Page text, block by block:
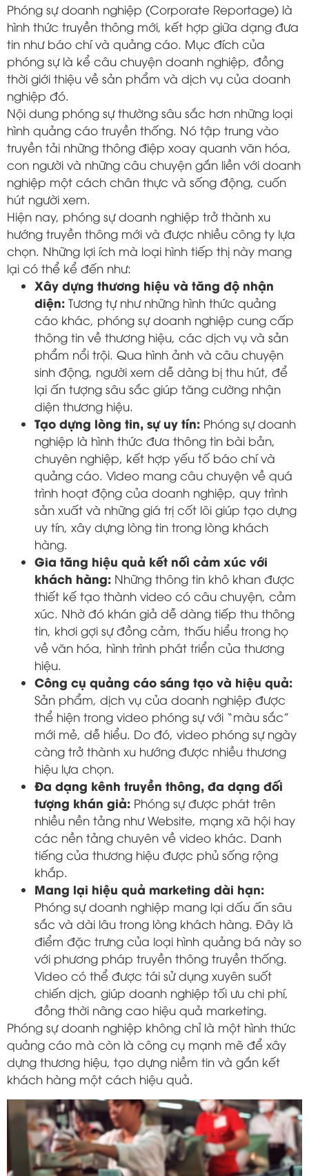
Phóng sự doanh nghiệp (Corporate Reportage) là
hình thức truyền thông mới, kết hợp giữa dạng đưa
tin như báo chí và quảng cáo. Mục đích của
phóng sự là kể câu chuyện doanh nghiệp, đồng
thời giới thiệu về sản phẩm và dịch vụ của doanh
nghiệp đó.
Nội dung phóng sự thường sâu sắc hơn những loại
hình quảng cáo truyền thống. Nó tập trung vào
truyền tải những thông điệp xoay quanh văn hóa,
con người và những câu chuyện gắn liền với doanh
nghiệp một cách chân thực và sống động, cuốn
hút người xem.
Hiện nay, phóng sự doanh nghiệp trở thành xu
hướng truyền thông mới và được nhiều công ty lựa
chọn. Những lợi ích mà loại hình tiếp thị này mang
lại có thể kể đến như:
Xây dựng thương hiệu và tăng độ nhận
diện: Tương tự như những hình thức quảng
cáo khác, phóng sự doanh nghiệp cung cấp
thông tin về thương hiệu, các dịch vụ và sản
phẩm nổi trội. Qua hình ảnh và câu chuyện
sinh động, người xem dễ dàng bị thu hút, để
lại ấn tượng sâu sắc giúp tăng cường nhận
diện thương hiệu.
Tạo dựng lòng tin, sự uy tín: Phóng sự doanh
nghiệp là hình thức đưa thông tin bài bản,
chuyên nghiệp, kết hợp yếu tố báo chí và
quảng cáo. Video mang câu chuyện về quá
trình hoạt động của doanh nghiệp, quy trình
sản xuất và những giá trị cốt lõi giúp tạo dựng
uy tín, xây dựng lòng tin trong lòng khách
hàng.
Gia tăng hiệu quả kết nối cảm xúc với
khách hàng: Những thông tin khô khan được
thiết kế tạo thành video có câu chuyện, cảm
xúc. Nhờ đó khán giả dễ dàng tiếp thu thông
tin, khơi gợi sự đồng cảm, thấu hiểu trong họ
về văn hóa, hình trình phát triển của thương
hiệu.
Công cụ quảng cáo sáng tạo và hiệu quả:
Sản phẩm, dịch vụ của doanh nghiệp được
thể hiện trong video phóng sự với “màu sắc”
mới mẻ, dễ hiểu. Do đó, video phóng sự ngày
càng trở thành xu hướng được nhiều thương
hiệu lựa chọn.
Đa dạng kênh truyền thông, đa dạng đối
tượng khán giả: Phóng sự được phát trên
nhiều nền tảng như Website, mạng xã hội hay
các nền tảng chuyên về video khác. Danh
tiếng của thương hiệu được phủ sống rộng
khắp.
Mang lại hiệu quả marketing dài hạn:
Phóng sự doanh nghiệp mang lại dấu ấn sâu
sắc và dài lâu trong lòng khách hàng. Đây là
điểm đặc trưng của loại hình quảng bá này so
với phương pháp truyền thông truyền thống.
Video có thể được tái sử dụng xuyên suốt
chiến dịch, giúp doanh nghiệp tối ưu chi phí,
đồng thời nâng cao hiệu quả marketing.
Phóng sự doanh nghiệp không chỉ là một hình thức
quảng cáo mà còn là công cụ mạnh mẽ để xây
dựng thương hiệu, tạo dựng niềm tin và gắn kết
khách hàng một cách hiệu quả.